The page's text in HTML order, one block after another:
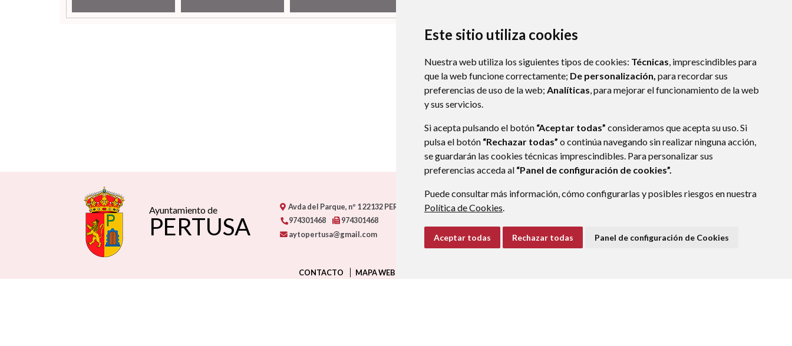
Este sitio utiliza cookies
Nuestra web utiliza los siguientes tipos de cookies: Técnicas, imprescindibles para
que la web funcione correctamente; De personalización, para recordar sus
preferencias de uso de la web; Analíticas, para mejorar el funcionamiento de la web
y sus servicios.
Si acepta pulsando el botón “Aceptar todas” consideramos que acepta su uso. Si
pulsa el botón “Rechazar todas” o continúa navegando sin realizar ninguna acción,
se guardarán las cookies técnicas imprescindibles. Para personalizar sus
preferencias acceda al “Panel de configuración de cookies”.
Puede consultar más información, cómo configurarlas y posibles riesgos en nuestra
Política de Cookies.
Aceptar todas Rechazar todas Panel de configuración de Cookies
Ayuntamiento de
PERTUSA
Avda del Parque, nº 122132PERTUSA (HUESCA)- ARAGÓN(ESPAÑA)
974301468
974301468
aytopertusa@gmail.com
CONTACTO MAPA WEB